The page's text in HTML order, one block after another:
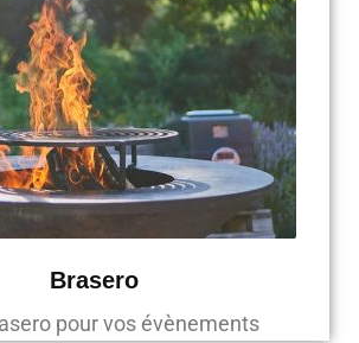
Brasero
pour vos évènements